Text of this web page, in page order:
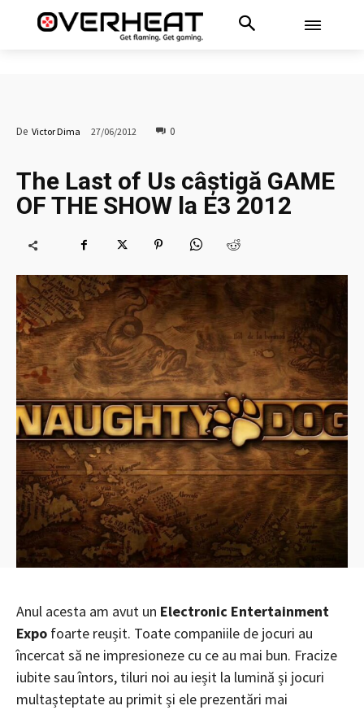
De Victor Dima 27/06/2012 0
The Last of Us câștigă GAME
OF THE SHOW la E3 2012
Anul acesta am avut un Electronic Entertainment
Expo foarte reușit. Toate companiile de jocuri au
încercat să ne impresioneze cu ce au mai bun. Fracize
iubite sau întors, tiluri noi au ieșit la lumină și jocuri
multașteptate au primit și ele prezentări mai